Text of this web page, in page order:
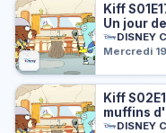
Kiff
Un jour
DISNEY
Mercredi
Kiff
muffins
DISNEY